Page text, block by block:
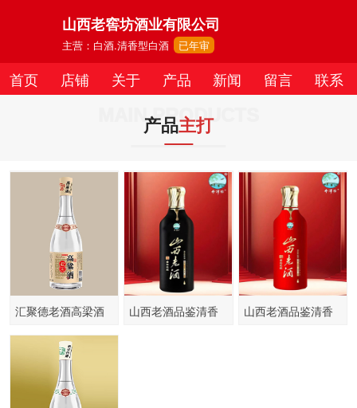
山西老窖坊酒业有限公司
主营：白酒.清香型白酒 已年审
首页 店铺 关于 产品 新闻 留言 联系
MAIN PRODUCTS
产品主打
汇聚德老酒高梁酒
山西老酒品鉴清香
山西老酒品鉴清香